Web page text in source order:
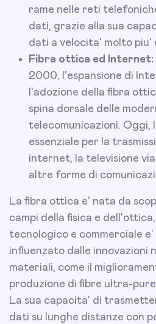
rame nelle reti
dati, grazie alla sua
dati a velocita' molto piu'
Fibra ottica ed Internet:
2000, l'espansione di
l'adozione della fibra
spina dorsale delle
telecomunicazioni. Oggi,
essenziale per la
internet, la televisione
altre forme di
La fibra ottica e' nata da
campi della fisica e dell'ottica,
tecnologico e commerciale
influenzato dalle innovazioni
materiali, come il
produzione di fibre ultra-
La sua capacita' di
dati su lunghe distanze con